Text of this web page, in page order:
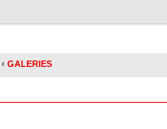
‹ GALERIES